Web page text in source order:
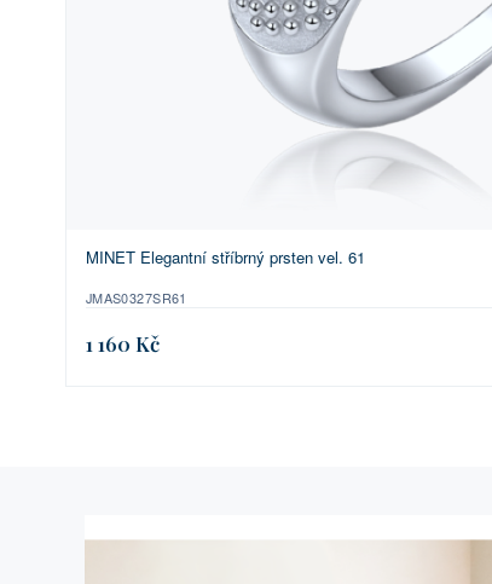
MINET Elegantní stříbrný prsten vel. 61
JMAS0327SR61
1 160 Kč